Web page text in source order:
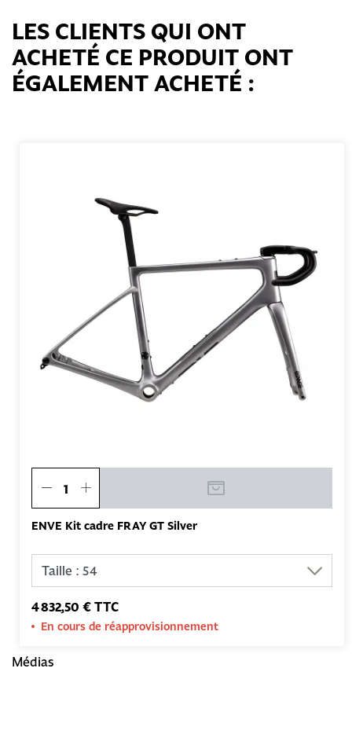
LES CLIENTS QUI ONT
ACHETÉ CE PRODUIT ONT
ÉGALEMENT ACHETÉ :
ENVE Kit cadre FRAY GT Silver
4 832,50 € TTC
En cours de réapprovisionnement
Médias